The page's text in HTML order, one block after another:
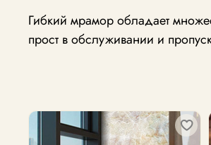
Гибкий мрамор обладает
прост в обслуживании и